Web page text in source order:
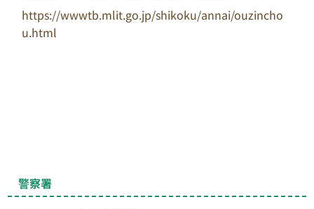
https://wwwtb.mlit.go.jp/shikoku/annai/ouzincho
u.html
警察署